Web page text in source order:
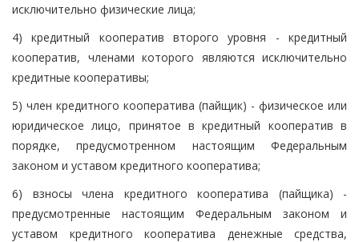
исключительно физические лица;
4) кредитный кооператив второго уровня - кредитный
кооператив, членами которого являются исключительно
кредитные кооперативы;
5) член кредитного кооператива (пайщик) - физическое или
юридическое лицо, принятое в кредитный кооператив в
порядке, предусмотренном настоящим Федеральным
законом и уставом кредитного кооператива;
6) взносы члена кредитного кооператива (пайщика) -
предусмотренные настоящим Федеральным законом и
уставом кредитного кооператива денежные средства,